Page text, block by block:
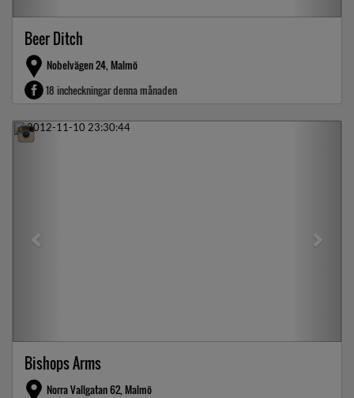
Beer Ditch
Nobelvägen 24, Malmö
18 incheckningar denna månaden
Previous
Bishops Arms
Norra Vallgatan 62, Malmö